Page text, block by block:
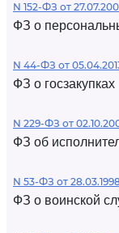
N 152-ФЗ от
ФЗ о
N 44-ФЗ от
ФЗ о госзакупках
N 229-ФЗ от
ФЗ об
N 53-ФЗ от
ФЗ о воинской